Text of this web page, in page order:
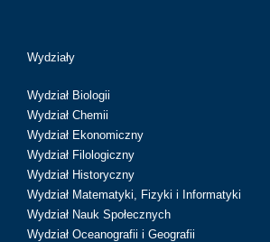
Wydziały
Wydział Biologii
Wydział Chemii
Wydział Ekonomiczny
Wydział Filologiczny
Wydział Historyczny
Wydział Matematyki, Fizyki i Informatyki
Wydział Nauk Społecznych
Wydział Oceanografii i Geografii